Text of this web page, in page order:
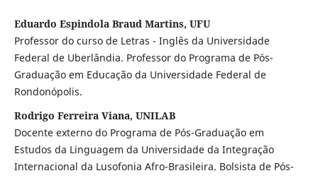
Eduardo Espindola Braud Martins, UFU
Professor do curso de Letras - Inglês da Universidade
Federal de Uberlândia. Professor do Programa de Pós-
Graduação em Educação da Universidade Federal de
Rondonópolis.
Rodrigo Ferreira Viana, UNILAB
Docente externo do Programa de Pós-Graduação em
Estudos da Linguagem da Universidade da Integração
Internacional da Lusofonia Afro-Brasileira. Bolsista de Pós-